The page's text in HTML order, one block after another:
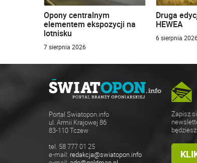
Opony centralnym
elementem ekspozycji na
lotnisku
7 sierpnia 2026
Druga
HEWEA
6 sierpnia
Portal Swiatopon.info
ul. Armii Krajowej 86
83-110 Tczew
tel. 58 777 01 25
e-mail: redakcja@swiatopon.info
Zapisz